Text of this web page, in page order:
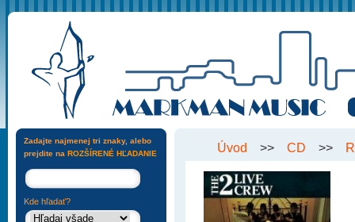
Úvod >> CD >>
Zadajte najmenej tri znaky, alebo
prejdite na ROZŠÍRENÉ HĽADANIE
Kde hľadať?